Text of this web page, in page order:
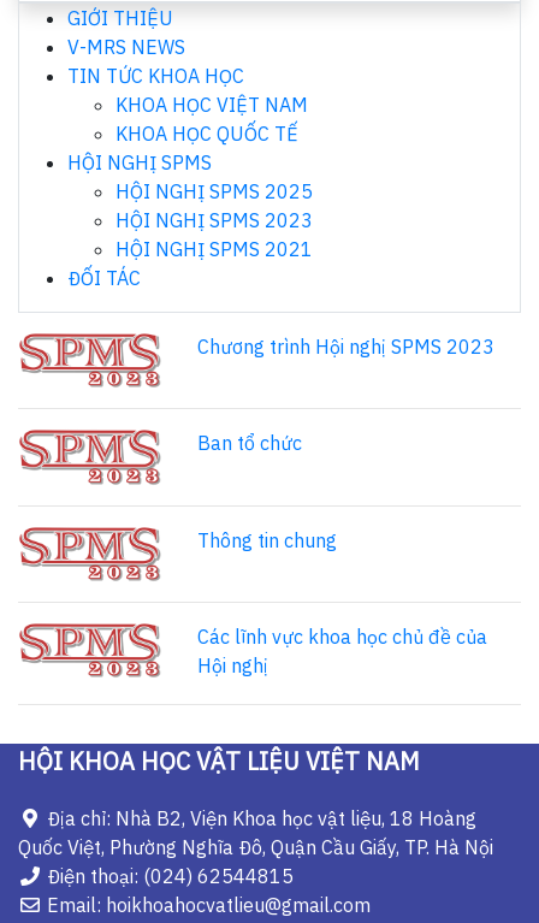
GIỚI THIỆU
V-MRS NEWS
TIN TỨC KHOA HỌC
KHOA HỌC VIỆT NAM
KHOA HỌC QUỐC TẾ
HỘI NGHỊ SPMS
HỘI NGHỊ SPMS 2025
HỘI NGHỊ SPMS 2023
HỘI NGHỊ SPMS 2021
ĐỐI TÁC
Chương trình Hội nghị SPMS 2023
Ban tổ chức
Thông tin chung
Các lĩnh vực khoa học chủ đề của
Hội nghị
HỘI KHOA HỌC VẬT LIỆU VIỆT NAM
Địa chỉ: Nhà B2, Viện Khoa học vật liệu, 18 Hoàng
Quốc Việt, Phường Nghĩa Đô, Quận Cầu Giấy, TP. Hà Nội
Điện thoại: (024) 62544815
Email: hoikhoahocvatlieu@gmail.com